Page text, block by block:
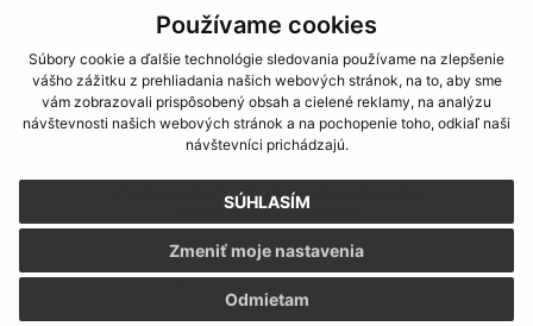
Používame cookies
Súbory cookie a ďalšie technológie sledovania používame na zlepšenie
vášho zážitku z prehliadania našich webových stránok, na to, aby sme
vám zobrazovali prispôsobený obsah a cielené reklamy, na analýzu
návštevnosti našich webových stránok a na pochopenie toho, odkiaľ naši
návštevníci prichádzajú.
SÚHLASÍM
Odmietam
Zmeniť moje nastavenia
využite možnosť získavania aktuálnych informácií s využitím RSS
CMS systém (redakčný) systém ECHELON 2,
Mapa stránok web portál
webhosting, webex.digital, s.r.o.,domény,registrácia domény,
spoločnosť webex.digital, s.r.o.,technický prevádzkovateľ
Posledná aktualizácia:07.08.2026
Vytlačiť stránku|Vyhlásenie o prístupnosti
Autorské práva|Cookies
webdesign|